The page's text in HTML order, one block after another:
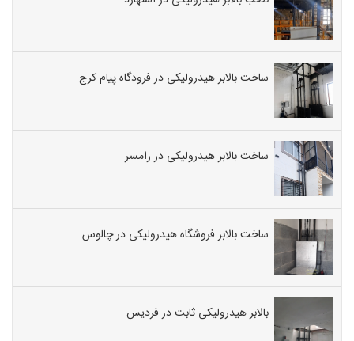
ساخت بالابر هیدرولیکی در فرودگاه پیام کرج
ساخت بالابر هیدرولیکی در رامسر
ساخت بالابر فروشگاه هیدرولیکی در چالوس
بالابر هیدرولیکی ثابت در فردیس